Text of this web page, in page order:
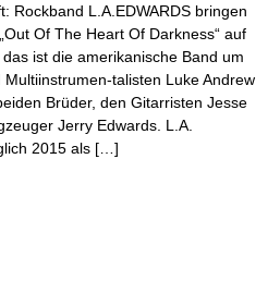
Rockband L.A.EDWARDS bringen
Of The Heart Of Darkness“ auf
ist die amerikanische Band um
talisten Luke Andrew
Brüder, den Gitarristen Jesse
Jerry Edwards. L.A.
2015 als […]